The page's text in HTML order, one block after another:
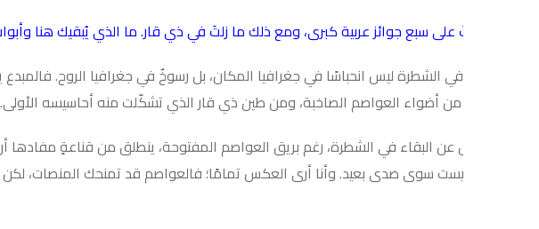
سبع جوائز عربية كبرى، ومع ذلك ما زلتَ في ذي قار. ما الذي يُبقيك هنا وأبواب العواصم
في الشطرة ليس انحباسًا في جغرافيا المكان، بل رسوخٌ في جغرافيا الروح. فالمبدع يستمدُّ
من أضواء العواصم الصاخبة، ومن طين ذي قار الذي تشكّلت منه أحاسيسه الأولى.
عن البقاء في الشطرة، رغم بريق العواصم المفتوحة، ينطلق من قناعةٍ مفادها أن الإبداع
سوى صدى بعيد. وأنا أرى العكس تمامًا؛ فالعواصم قد تمنحك المنصات، لكن المدن